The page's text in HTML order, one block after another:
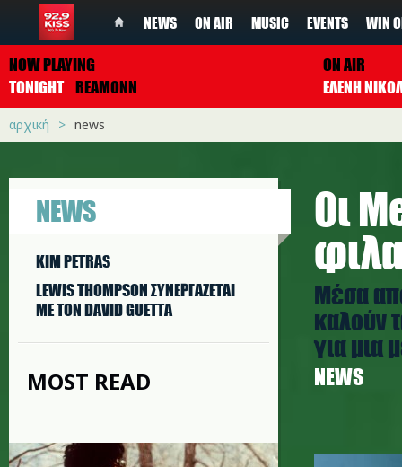
NEWS ON AIR MUSIC EVENTS WIN
NOW PLAYING
TONIGHT REAMONN
ON AIR
ΕΛΕΝΗ
αρχική news
NEWS
KIM PETRAS
LEWIS THOMPSON ΣΥΝΕΡΓAΖΕΤΑΙ
ΜΕ ΤΟΝ DAVID GUETTA
MOST READ
Οι
Μέσα
καλούν
για μια
NEWS